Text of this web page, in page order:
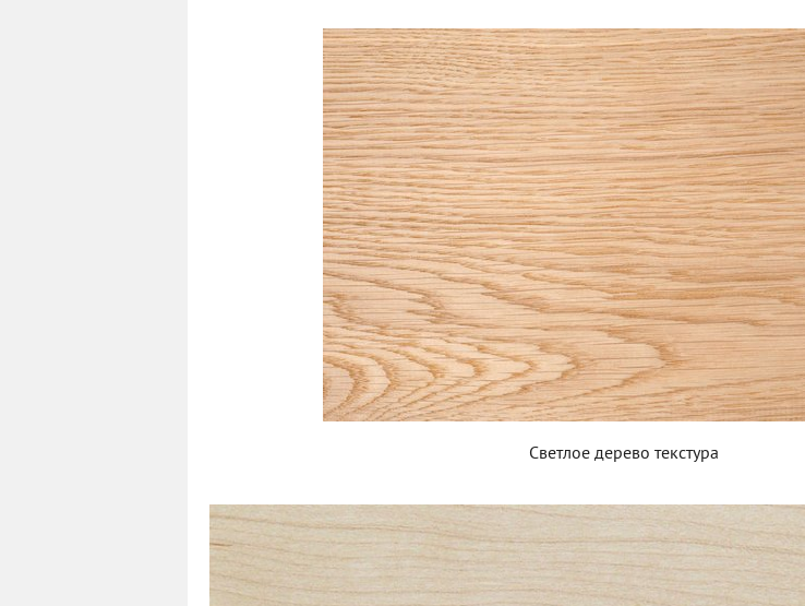
Светлое дерево текстура